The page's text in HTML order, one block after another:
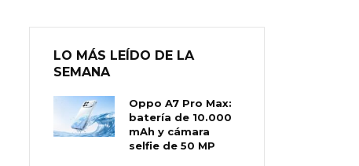
LO MÁS LEÍDO DE LA
SEMANA
Oppo A7 Pro Max:
batería de 10.000
mAh y cámara
selfie de 50 MP